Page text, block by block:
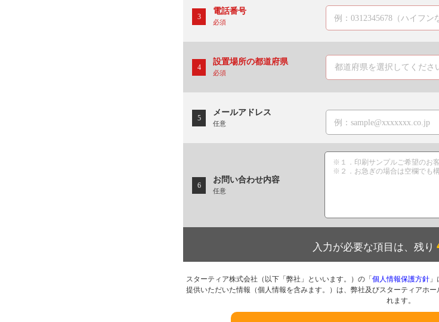
3
電話番号
必須
4
設置場所の都道府県
必須
5
メールアドレス
任意
6
お問い合わせ内容
任意
入力が必要な項目は、残り
スターティア株式会社（以下「弊社」といいます。）の「 個人情報保護方針
提供いただいた情報（個人情報を含みます。）は、弊社及びスターティアホ
れます。